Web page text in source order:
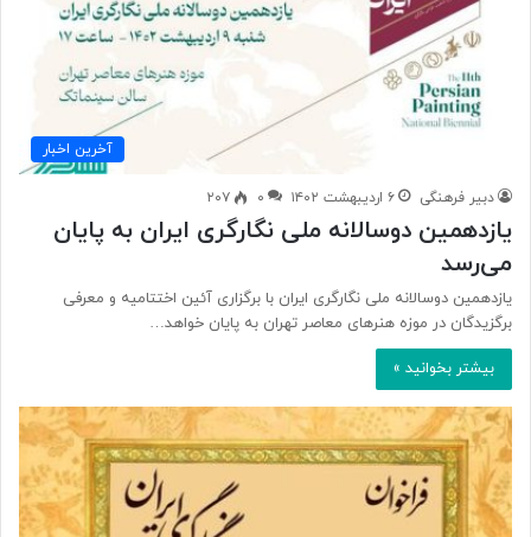
آخرین اخبار
دبیر فرهنگی ۶ اردیبهشت ۱۴۰۲ ۰ ۲۰۷
یازدهمین دوسالانه ملی نگارگری ایران به پایان
می‌رسد
یازدهمین دوسالانه ملی نگارگری ایران با برگزاری آئین اختتامیه و معرفی
برگزیدگان در موزه هنرهای معاصر تهران به پایان خواهد…
بیشتر بخوانید »